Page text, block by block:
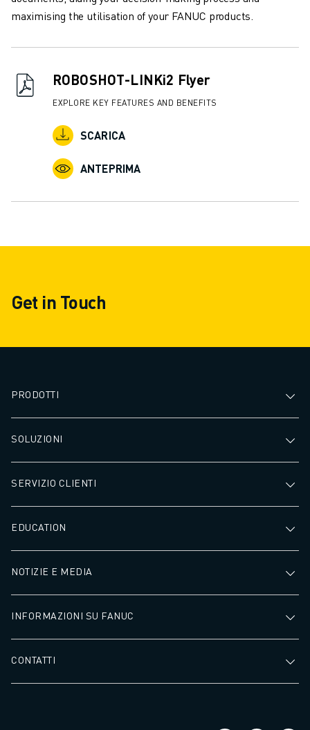
maximising the utilisation of your FANUC products.
ROBOSHOT-LINKi2 Flyer
EXPLORE KEY FEATURES AND BENEFITS
SCARICA
ANTEPRIMA
Get in Touch
PRODOTTI
SOLUZIONI
SERVIZIO CLIENTI
EDUCATION
NOTIZIE E MEDIA
INFORMAZIONI SU FANUC
CONTATTI